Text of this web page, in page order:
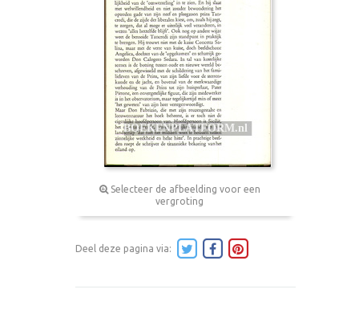
Selecteer de afbeelding voor een
vergroting
Deel deze pagina via: